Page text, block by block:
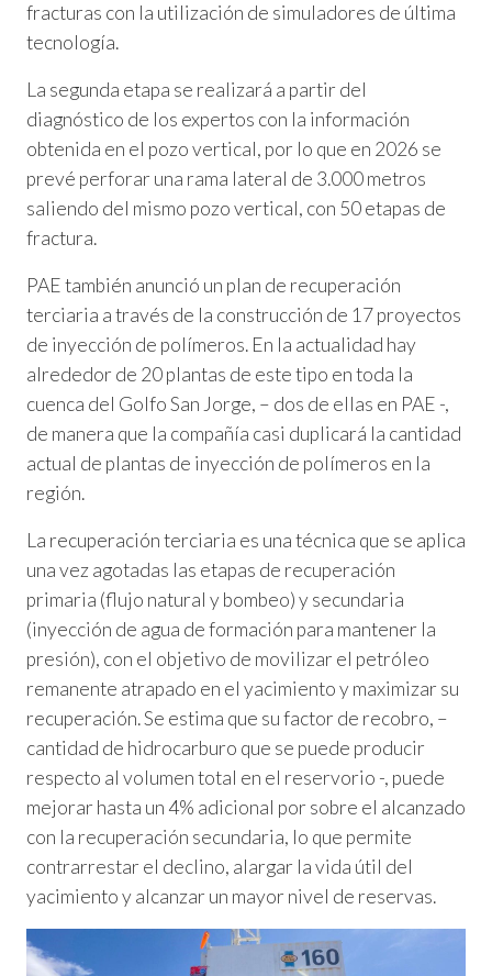
fracturas con la utilización de simuladores de última
tecnología.
La segunda etapa se realizará a partir del
diagnóstico de los expertos con la información
obtenida en el pozo vertical, por lo que en 2026 se
prevé perforar una rama lateral de 3.000 metros
saliendo del mismo pozo vertical, con 50 etapas de
fractura.
PAE también anunció un plan de recuperación
terciaria a través de la construcción de 17 proyectos
de inyección de polímeros. En la actualidad hay
alrededor de 20 plantas de este tipo en toda la
cuenca del Golfo San Jorge, – dos de ellas en PAE -,
de manera que la compañía casi duplicará la cantidad
actual de plantas de inyección de polímeros en la
región.
La recuperación terciaria es una técnica que se aplica
una vez agotadas las etapas de recuperación
primaria (flujo natural y bombeo) y secundaria
(inyección de agua de formación para mantener la
presión), con el objetivo de movilizar el petróleo
remanente atrapado en el yacimiento y maximizar su
recuperación. Se estima que su factor de recobro, –
cantidad de hidrocarburo que se puede producir
respecto al volumen total en el reservorio -, puede
mejorar hasta un 4% adicional por sobre el alcanzado
con la recuperación secundaria, lo que permite
contrarrestar el declino, alargar la vida útil del
yacimiento y alcanzar un mayor nivel de reservas.